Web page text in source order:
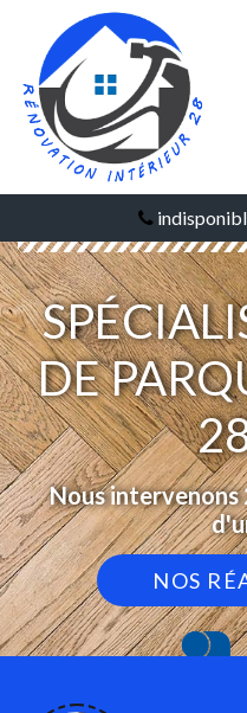
DE
Nous intervenons
NOS